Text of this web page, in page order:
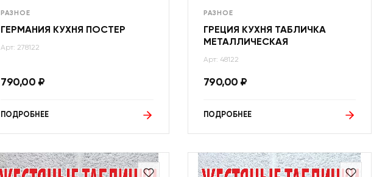
РАЗНОЕ
ГЕРМАНИЯ КУХНЯ ПОСТЕР
Арт: 278122
790,00 ₽
ПОДРОБНЕЕ
РАЗНОЕ
ГРЕЦИЯ КУХНЯ ТАБЛИЧКА
МЕТАЛЛИЧЕСКАЯ
Арт: 48122
790,00 ₽
ПОДРОБНЕЕ